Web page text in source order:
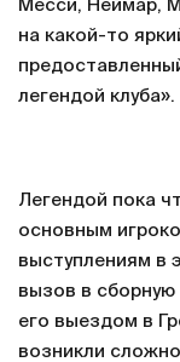
Месси, Неймар,
на какой-то
легендой клуба».
Легендой пока
основным
выступлениям в
вызов в сборную
его выездом в
возникли